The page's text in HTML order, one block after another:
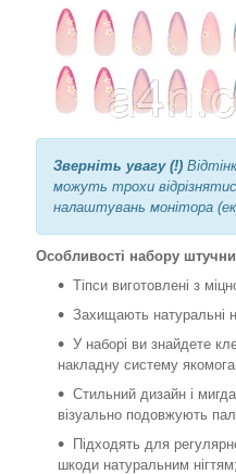
Зверніть увагу (!)
можуть трохи
налаштувань монітора
Особливості набору
Тіпси виготовлені з
Захищають натуральні
У наборі ви знайдете
накладну систему
Стильний дизайн і
візуально подовжують
Підходять для
шкоди натуральним нігтям;